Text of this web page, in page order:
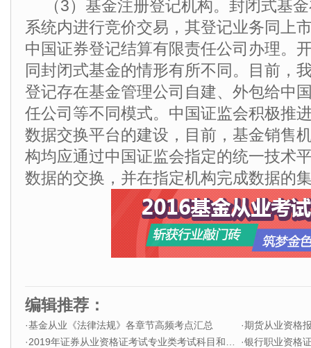
（3）基金注册登记机构。封闭式基
系统内进行竞价交易，其登记业务同上
中国证券登记结算有限责任公司办理。
同封闭式基金的情形有所不同。目前，
登记存在基金管理公司自建、外包给中
任公司等不同模式。中国证监会积极推
数据交换平台的建设，目前，基金销售
构均应通过中国证监会指定的统一技术
数据的交换，并在指定机构完成数据的
编辑推荐：
·基金从业《法律法规》各章节高频考点汇总 ·期货从业资格
·2019年证券从业资格证考试专业类考试科目和题型 ·银行职业资格证